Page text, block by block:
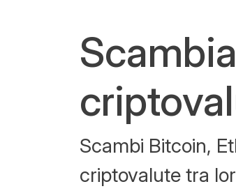
Scambi Bitcoin,
criptovalute tra